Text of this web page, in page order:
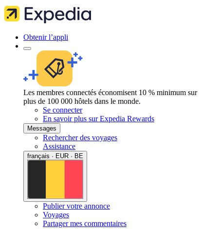
Obtenir l’appli
Les membres connectés économisent 10 % minimum sur
plus de 100 000 hôtels dans le monde.
Se connecter
En savoir plus sur Expedia Rewards
Messages
Rechercher des voyages
Assistance
français · EUR · BE
Publier votre annonce
Voyages
Partager mes commentaires